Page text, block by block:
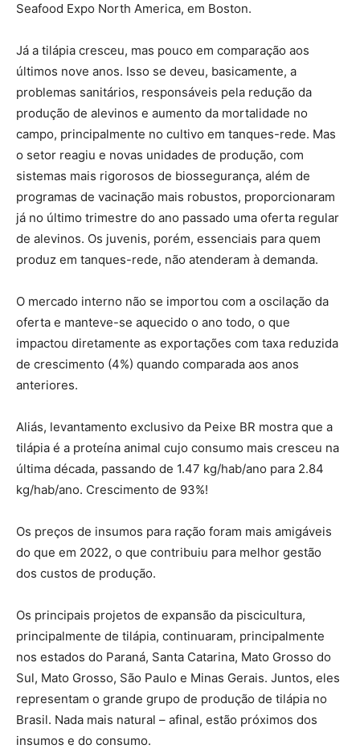
Seafood Expo North America, em Boston.
Já a tilápia cresceu, mas pouco em comparação aos
últimos nove anos. Isso se deveu, basicamente, a
problemas sanitários, responsá­veis pela redução da
produção de alevinos e aumento da mortalidade no
campo, principalmente no cultivo em tanques-rede. Mas
o setor reagiu e novas unidades de produção, com
sistemas mais rigorosos de biossegurança, além de
programas de vacinação mais robustos, proporcionaram
já no último trimestre do ano passado uma oferta regular
de alevinos. Os juvenis, porém, essenciais para quem
produz em tanques-rede, não atenderam à demanda.
O mercado interno não se importou com a oscilação da
oferta e man­teve-se aquecido o ano todo, o que
impactou diretamente as expor­tações com taxa reduzida
de crescimento (4%) quando comparada aos anos
anteriores.
Aliás, levantamento exclusivo da Peixe BR mostra que a
tilápia é a pro­teína animal cujo consumo mais cresceu na
última década, passando de 1.47 kg/hab/ano para 2.84
kg/hab/ano. Crescimento de 93%!
Os preços de insumos para ração foram mais amigáveis
do que em 2022, o que contribuiu para melhor gestão
dos custos de produção.
Os principais projetos de expansão da piscicultura,
principalmente de ti­lápia, continuaram, principalmente
nos estados do Paraná, Santa Cata­rina, Mato Grosso do
Sul, Mato Grosso, São Paulo e Minas Gerais. Juntos, eles
representam o grande grupo de produção de tilápia no
Brasil. Nada mais natural – afinal, estão próximos dos
insumos e do consumo.